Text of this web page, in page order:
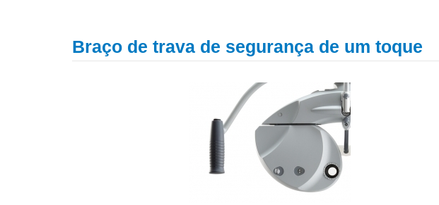
Braço de trava de segurança de um toque